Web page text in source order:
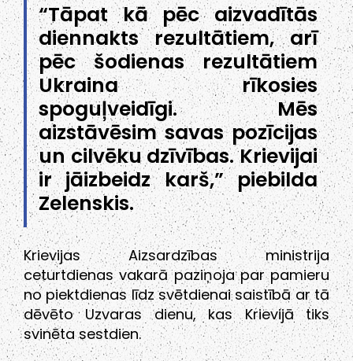
“Tāpat kā pēc aizvadītās
diennakts rezultātiem, arī
pēc šodienas rezultātiem
Ukraina rīkosies
spoguļveidīgi. Mēs
aizstāvēsim savas pozīcijas
un cilvēku dzīvības. Krievijai
ir jāizbeidz karš,” piebilda
Zelenskis.
Krievijas Aizsardzības ministrija
ceturtdienas vakarā paziņoja par pamieru
no piektdienas līdz svētdienai saistībā ar tā
dēvēto Uzvaras dienu, kas Krievijā tiks
svinēta sestdien.